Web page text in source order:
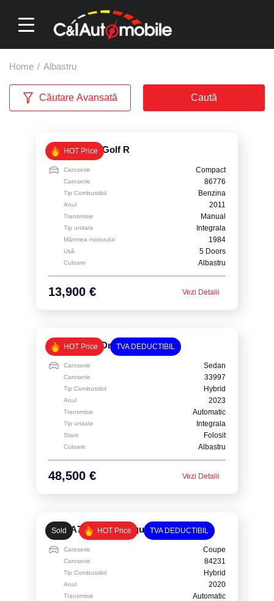
Home / Albastru
Căutare Avansată Caută
HOT Price
Volkswagen Golf R
Caroserie Compact
Caroserie 86776
Tip Combustibil Benzina
Anul 2011
Transmisie Manual
Tip unitate Integrala
Mărimea motorului 1984
Ușă 5 Doors
Culoare Albastru
13,900 € Vezi Detalii
HOT Price TVA DEDUCTIBIL
BMW 545e xDrive
Caroserie Sedan
Caroserie 33997
Tip Combustibil Hybrid
Anul 2023
Transmisie Automatic
Tip unitate Integrala
Stare Folosit
Culoare Albastru
48,500 € Vezi Detalii
Sold HOT Price TVA DEDUCTIBIL
Audi A7 3.0 55 TFSI quattro S tronic
Caroserie Coupe
Caroserie 84231
Tip Combustibil Hybrid
Anul 2020
Transmisie Automatic